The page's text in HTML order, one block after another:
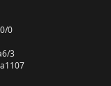
0/0
6/3
1107